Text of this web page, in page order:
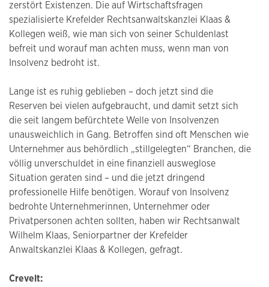
zerstört Existenzen. Die auf Wirtschaftsfragen
spezialisierte Krefelder Rechtsanwaltskanzlei Klaas &
Kollegen weiß, wie man sich von seiner Schuldenlast
befreit und worauf man achten muss, wenn man von
Insolvenz bedroht ist.
Lange ist es ruhig geblieben – doch jetzt sind die
Reserven bei vielen aufgebraucht, und damit setzt sich
die seit langem befürchtete Welle von Insolvenzen
unausweichlich in Gang. Betroffen sind oft Menschen wie
Unternehmer aus behördlich „stillgelegten“ Branchen, die
völlig unverschuldet in eine finanziell ausweglose
Situation geraten sind – und die jetzt dringend
professionelle Hilfe benötigen. Worauf von Insolvenz
bedrohte Unternehmerinnen, Unternehmer oder
Privatpersonen achten sollten, haben wir Rechtsanwalt
Wilhelm Klaas, Seniorpartner der Krefelder
Anwaltskanzlei Klaas & Kollegen, gefragt.
Crevelt: